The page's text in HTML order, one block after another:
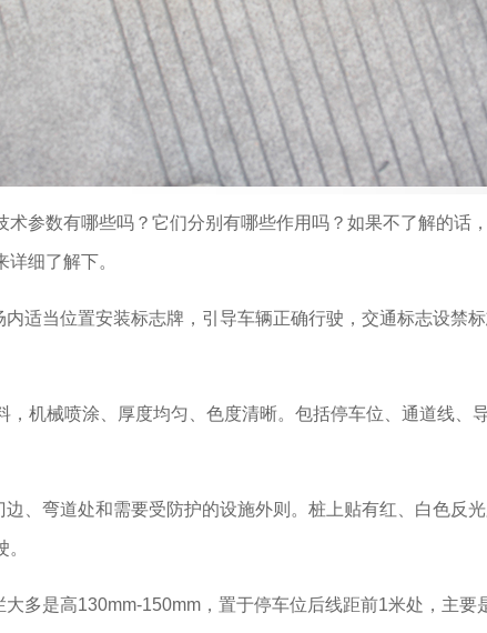
术参数有哪些吗？它们分别有哪些作用吗？如果不了解的话
细了解下。
适当位置安装标志牌，引导车辆正确行驶，交通标志设禁
机械喷涂、厚度均匀、色度清晰。包括停车位、通道线、
、弯道处和需要受防护的设施外则。桩上贴有红、白色反
多是高130mm-150mm，置于停车位后线距前1米处，主要